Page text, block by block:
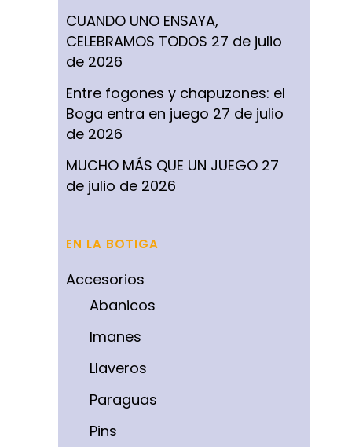
CUANDO UNO ENSAYA,
CELEBRAMOS TODOS 27 de julio
de 2026
Entre fogones y chapuzones: el
Boga entra en juego 27 de julio
de 2026
MUCHO MÁS QUE UN JUEGO 27
de julio de 2026
EN LA BOTIGA
Accesorios
Abanicos
Imanes
Llaveros
Paraguas
Pins